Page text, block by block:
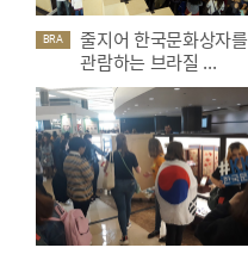
BRA
줄지어 한국문화상자를
관람하는 브라질 ...